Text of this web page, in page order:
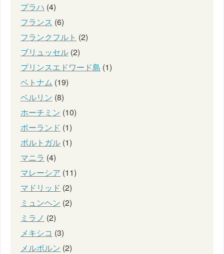
プラハ (4)
フランス (6)
フランクフルト (2)
ブリュッセル (2)
プリンスエドワード島 (1)
ベトナム (19)
ベルリン (8)
ホーチミン (10)
ポーランド (1)
ポルトガル (1)
マニラ (4)
マレーシア (11)
マドリッド (2)
ミュンヘン (2)
ミラノ (2)
メキシコ (3)
メルボルン (2)